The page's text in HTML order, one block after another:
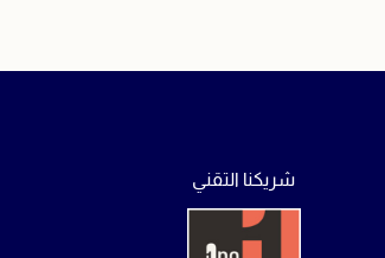
شريكنا التقني